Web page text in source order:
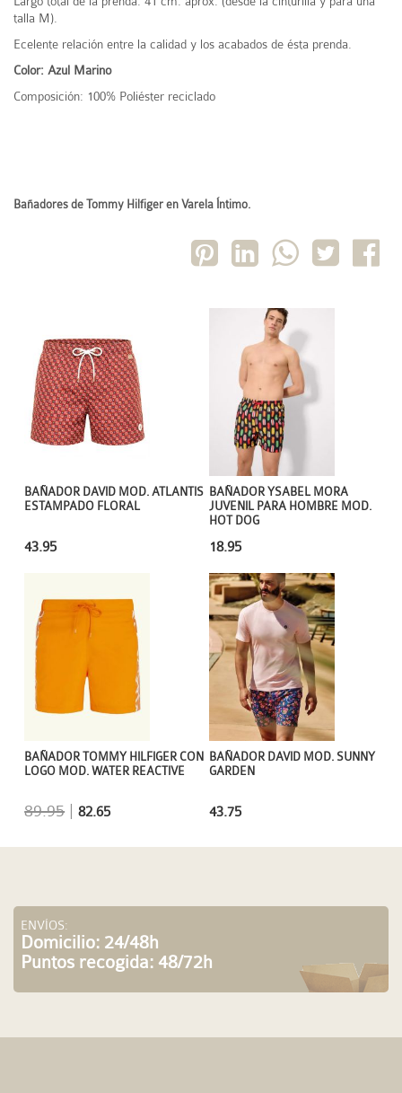
talla M).
Ecelente relación entre la calidad y los acabados de ésta prenda.
Color: Azul Marino
Composición: 100% Poliéster reciclado
Bañadores de Tommy Hilfiger en Varela Íntimo.
BAÑADOR YSABEL MORA
JUVENIL PARA HOMBRE MOD.
HOT DOG
18.95
BAÑADOR DAVID MOD. ATLANTIS
ESTAMPADO FLORAL
43.95
BAÑADOR DAVID MOD. SUNNY
GARDEN
43.75
BAÑADOR TOMMY HILFIGER CON
LOGO MOD. WATER REACTIVE
89.95 |82.65
ENVÍOS:
Domicilio: 24/48h
Puntos recogida: 48/72h